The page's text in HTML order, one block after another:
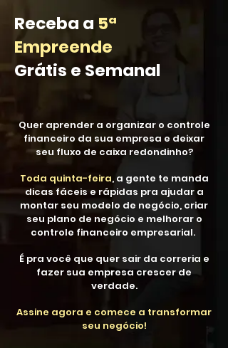
Receba a 5ª
Empreende
Grátis e Semanal
Quer aprender a organizar o controle
financeiro da sua empresa e deixar
seu fluxo de caixa redondinho?
Toda quinta-feira, a gente te manda
dicas fáceis e rápidas pra ajudar a
montar seu modelo de negócio, criar
seu plano de negócio e melhorar o
controle financeiro empresarial.
É pra você que quer sair da correria e
fazer sua empresa crescer de
verdade.
Assine agora e comece a transformar
seu negócio!